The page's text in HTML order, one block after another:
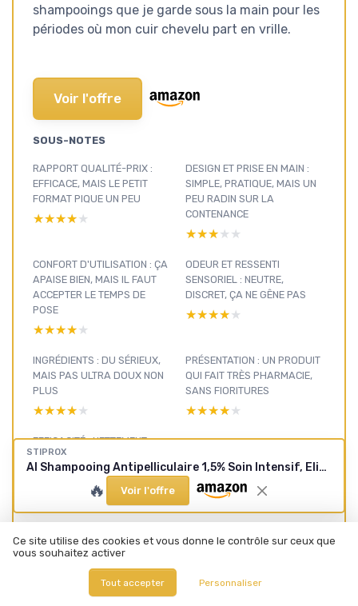
shampooings que je garde sous la main pour les
périodes où mon cuir chevelu part en vrille.
Voir l'offre
SOUS-NOTES
RAPPORT QUALITÉ-PRIX :
EFFICACE, MAIS LE PETIT
FORMAT PIQUE UN PEU
★★★★★
★★★★★
DESIGN ET PRISE EN MAIN :
SIMPLE, PRATIQUE, MAIS UN
PEU RADIN SUR LA
CONTENANCE
★★★★★
★★★★★
CONFORT D'UTILISATION : ÇA
APAISE BIEN, MAIS IL FAUT
ACCEPTER LE TEMPS DE
POSE
★★★★★
★★★★★
ODEUR ET RESSENTI
SENSORIEL : NEUTRE,
DISCRET, ÇA NE GÊNE PAS
★★★★★
★★★★★
INGRÉDIENTS : DU SÉRIEUX,
MAIS PAS ULTRA DOUX NON
PLUS
★★★★★
★★★★★
PRÉSENTATION : UN PRODUIT
QUI FAIT TRÈS PHARMACIE,
SANS FIORITURES
★★★★★
★★★★★
EFFICACITÉ : NETTEMENT
MIEUX QUE LES
SHAMPOOINGS CLASSIQUES,
MAIS PAS MAGIQUE À VIE
STIPROX
Al Shampooing Antipelliculaire 1,5% Soin Intensif, Elimine Efficacement Les Pellicules et Calme Les Démangeaisons du Cuir Chevelu, 100 ml
🔥 Voir l'offre
Ce site utilise des cookies et vous donne le contrôle sur ceux que
vous souhaitez activer
Tout accepter Personnaliser